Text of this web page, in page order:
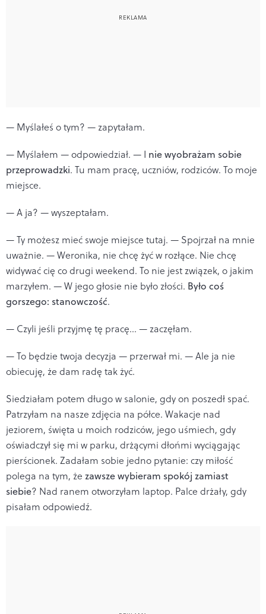
— Myślałeś o tym? — zapytałam.
— Myślałem — odpowiedział. — I nie wyobrażam sobie
przeprowadzki. Tu mam pracę, uczniów, rodziców. To moje
miejsce.
— A ja? — wyszeptałam.
— Ty możesz mieć swoje miejsce tutaj. — Spojrzał na mnie
uważnie. — Weronika, nie chcę żyć w rozłące. Nie chcę
widywać cię co drugi weekend. To nie jest związek, o jakim
marzyłem. — W jego głosie nie było złości. Było coś
gorszego: stanowczość.
— Czyli jeśli przyjmę tę pracę… — zaczęłam.
— To będzie twoja decyzja — przerwał mi. — Ale ja nie
obiecuję, że dam radę tak żyć.
Siedziałam potem długo w salonie, gdy on poszedł spać.
Patrzyłam na nasze zdjęcia na półce. Wakacje nad
jeziorem, święta u moich rodziców, jego uśmiech, gdy
oświadczył się mi w parku, drżącymi dłońmi wyciągając
pierścionek. Zadałam sobie jedno pytanie: czy miłość
polega na tym, że zawsze wybieram spokój zamiast
siebie? Nad ranem otworzyłam laptop. Palce drżały, gdy
pisałam odpowiedź.